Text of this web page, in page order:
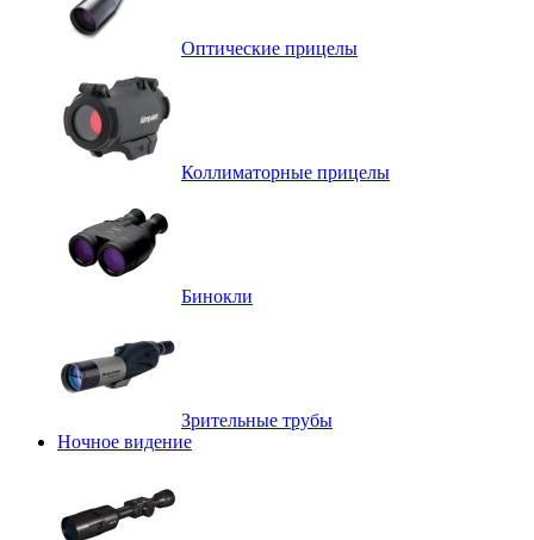
Оптические прицелы
Коллиматорные прицелы
Бинокли
Зрительные трубы
Ночное видение